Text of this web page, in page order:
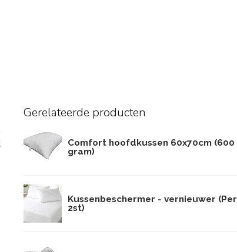
Gerelateerde producten
Comfort hoofdkussen 60x70cm (600
gram)
Kussenbeschermer - vernieuwer (Per
2st)